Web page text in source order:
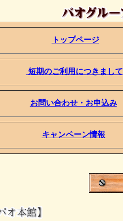
トップページ
短期のご利用につきまして
お問い合わせ・お申込み
キャンペーン情報